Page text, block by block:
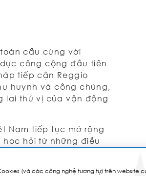
cầu cùng với
công cộng đầu tiên
tiếp cận Reggio
huynh và công chúng,
lai thú vị của vận động
Nam tiếp tục mở rộng
hỏi từ những điều
văn hóa địa phương
(và các công nghệ tương tự) trên website